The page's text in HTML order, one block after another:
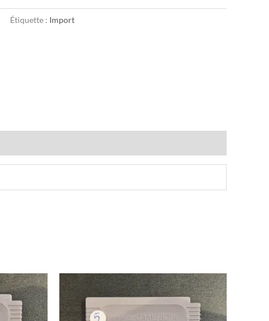
Étiquette : Import